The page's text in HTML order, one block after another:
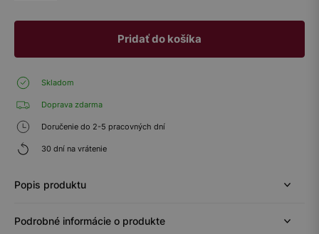
Pridať do košíka
Skladom
Doprava zdarma
Doručenie do 2-5 pracovných dní
30 dní na vrátenie
Popis produktu
Podrobné informácie o produkte